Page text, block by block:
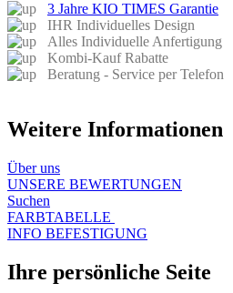
3 Jahre KIO TIMES Garantie
IHR Individuelles Design
Alles Individuelle Anfertigung
Kombi-Kauf Rabatte
Beratung - Service per Telefon
Weitere Informationen
Über uns​
UNSERE BEWERTUNGEN
Suchen
FARBTABELLE
INFO BEFESTIGUNG
Ihre persönliche Seite